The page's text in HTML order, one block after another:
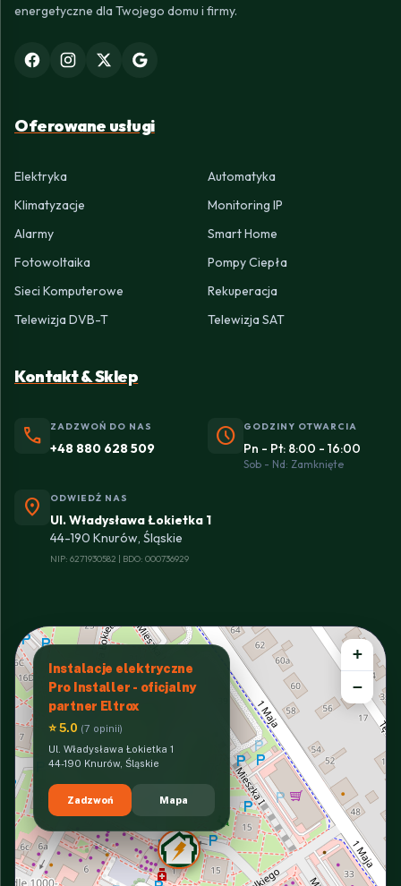
energetyczne dla Twojego domu i firmy.
Oferowane usługi
Elektryka
Automatyka
Klimatyzacje
Monitoring IP
Alarmy
Smart Home
Fotowoltaika
Pompy Ciepła
Sieci Komputerowe
Rekuperacja
Telewizja DVB-T
Telewizja SAT
Kontakt & Sklep
phone ZADZWOŃ DO NAS
+48 880 628 509 schedule GODZINY OTWARCIA
Pn - Pt: 8:00 - 16:00
Sob - Nd: Zamknięte
location_on ODWIEDŹ NAS
Ul. Władysława Łokietka 1
44-190 Knurów, Śląskie
NIP: 6271930582 | BDO: 000736929
Instalacje elektryczne
Pro Installer - oficjalny
partner Eltrox
⭐ 5.0 (7 opinii)
Ul. Władysława Łokietka 1
44-190 Knurów, Śląskie
Zadzwoń Mapa
+
−